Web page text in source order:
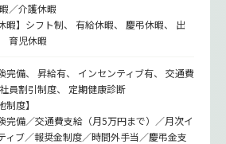
／介護休暇
暇】シフト制、 有給休暇、 慶弔休暇、 出
育児休暇
完備、 昇給有、 インセンティブ有、 交通費
員割引制度、 定期健康診断
制度】
完備／交通費支給（月5万円まで）／月次イ
ィブ／報奨金制度／時間外手当／慶弔金支